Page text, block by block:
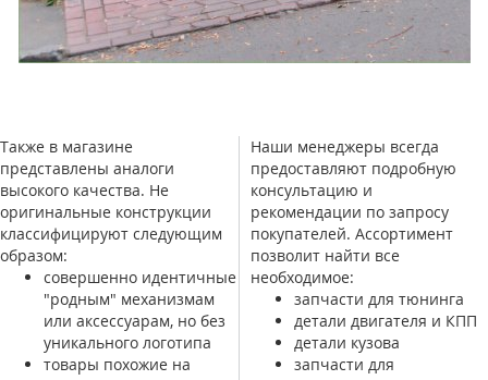
Также в магазине
представлены аналоги
высокого качества. Не
оригинальные конструкции
классифицируют следующим
образом:
совершенно идентичные
"родным" механизмам
или аксессуарам, но без
уникального логотипа
товары похожие на
Наши менеджеры всегда
предоставляют подробную
консультацию и
рекомендации по запросу
покупателей. Ассортимент
позволит найти все
необходимое:
запчасти для тюнинга
детали двигателя и КПП
детали кузова
запчасти для